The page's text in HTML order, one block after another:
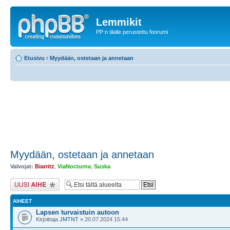
Lemmikit
PP:n tilalle perustettu foorumi
Etusivu ‹ Myydään, ostetaan ja annetaan
Myydään, ostetaan ja annetaan
Valvojat: Biarritz ViaNocturna Suska
Lähetä uusi viesti
AIHEET
Lapsen turvaistuin autoon
Kirjoittaja JMTNT » 20.07.2024 15:44